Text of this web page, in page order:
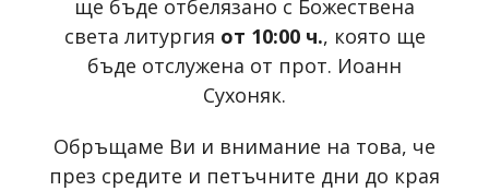
ще бъде отбелязано с Божествена
света литургия от 10:00 ч., която ще
бъде отслужена от прот. Иоанн
Сухоняк.
Обръщаме Ви и внимание на това, че
през средите и петъчните дни до края